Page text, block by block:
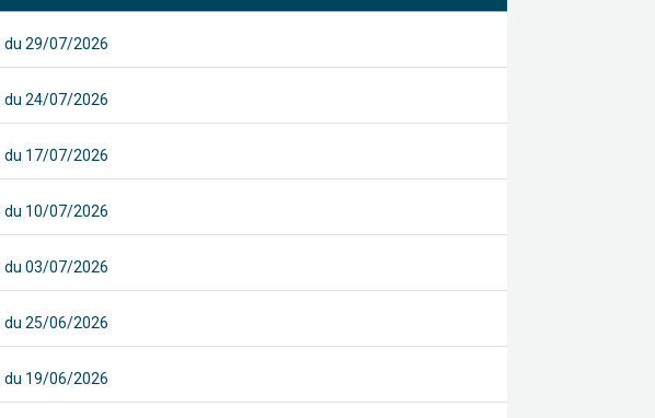
du 29/07/2026
du 24/07/2026
du 17/07/2026
du 10/07/2026
du 03/07/2026
du 25/06/2026
du 19/06/2026